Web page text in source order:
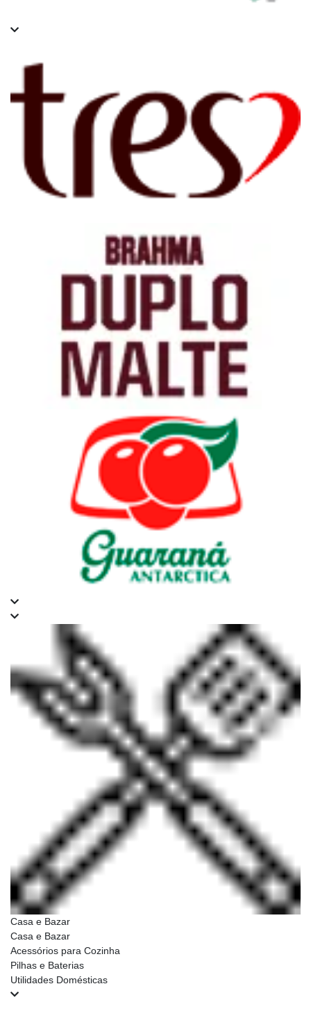
Casa e Bazar
Casa e Bazar
Acessórios para Cozinha
Pilhas e Baterias
Utilidades Domésticas